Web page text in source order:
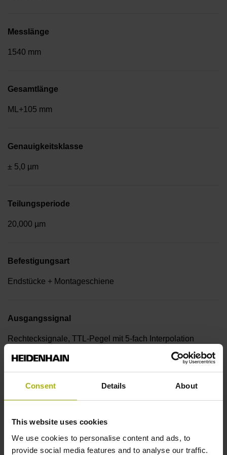
Consent Details About
This website uses cookies
We use cookies to personalise content and ads, to
provide social media features and to analyse our traffic.
Messlänge
1540 mm
Gesamtlänge
ML+105 mm
Genauigkeitsklasse
± 5,0 µm
Teilungsperiode
20,000 µm
Befestigungsart
Endstücke + Montageschiene
Ausgangssignal
Rechtecksignale, TTL-Pegel mit 5-fach Interpolation
Weitere Referenzmarken